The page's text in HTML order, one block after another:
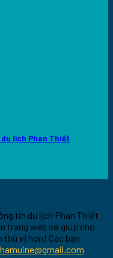
lịch Phan Thiết
tin du lịch Phan Thiết
trang web sẽ giúp cho
thú vị hơn! Các bạn